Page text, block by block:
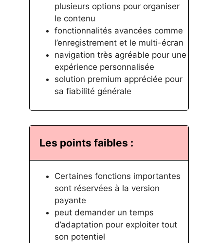
plusieurs options pour organiser
le contenu
fonctionnalités avancées comme
l’enregistrement et le multi-écran
navigation très agréable pour une
expérience personnalisée
solution premium appréciée pour
sa fiabilité générale
Les points faibles :
Certaines fonctions importantes
sont réservées à la version
payante
peut demander un temps
d’adaptation pour exploiter tout
son potentiel